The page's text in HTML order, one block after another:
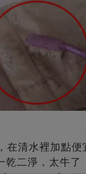
在清水裡加點便
乾二淨，太牛了